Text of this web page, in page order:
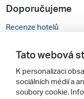
Doporučujeme
Recenze hotelů
Zájazdy.sk
Tato webová
K personalizaci
sociálních médií a
soubory cookie.